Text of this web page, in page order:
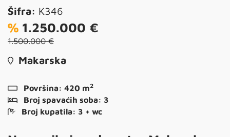
Šifra: K346
% 1.250.000 €
1.500.000 €
Makarska
Površina: 420 m2
Broj spavaćih soba: 3
Broj kupatila: 3 + wc